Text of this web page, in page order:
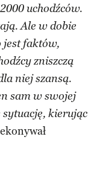
uchodźców.
Ale w dobie
jest faktów,
zniszczą
niej szansą.
sam w swojej
kierując